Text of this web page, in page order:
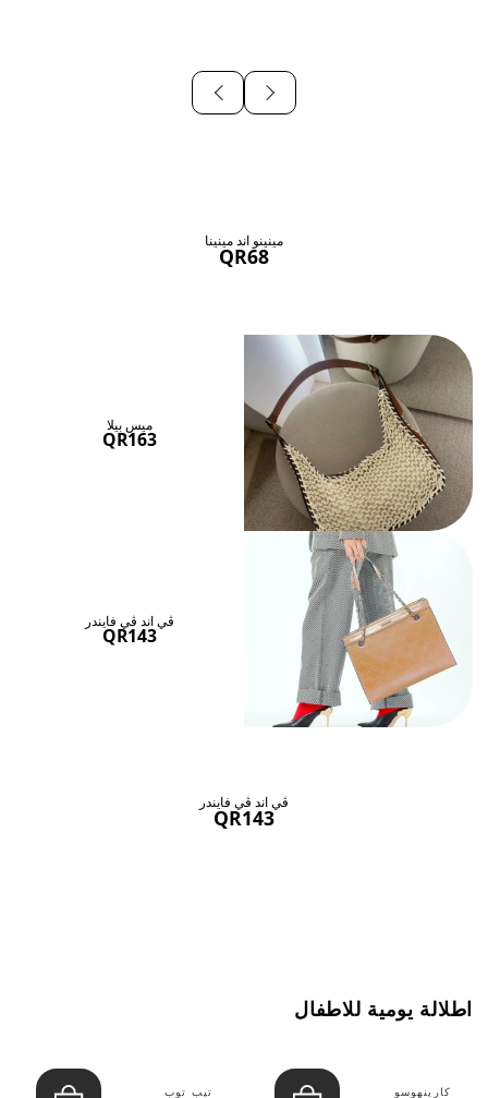
مينينو اند مينينا
QR68
ميس بيلا
QR163
ڤي اند ڤي فايندر
QR143
ڤي اند ڤي فايندر
QR143
اطلالة يومية للاطفال
كارينهوسو تيب توب